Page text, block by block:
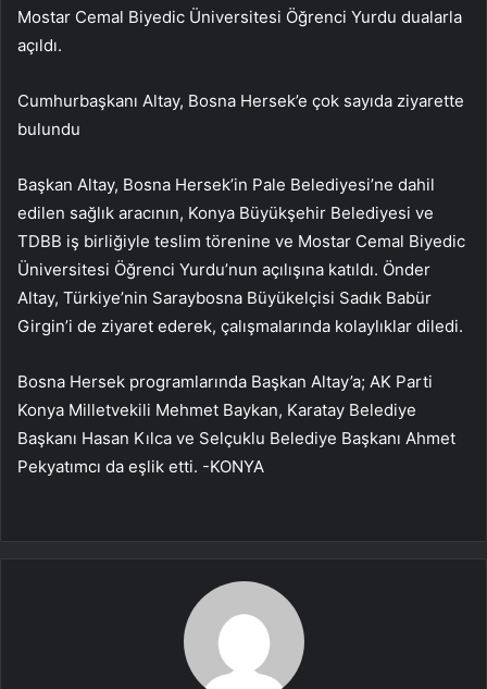
Mostar Cemal Biyedic Üniversitesi Öğrenci Yurdu dualarla
açıldı.
Cumhurbaşkanı Altay, Bosna Hersek’e çok sayıda ziyarette
bulundu
Başkan Altay, Bosna Hersek’in Pale Belediyesi’ne dahil
edilen sağlık aracının, Konya Büyükşehir Belediyesi ve
TDBB iş birliğiyle teslim törenine ve Mostar Cemal Biyedic
Üniversitesi Öğrenci Yurdu’nun açılışına katıldı. Önder
Altay, Türkiye’nin Saraybosna Büyükelçisi Sadık Babür
Girgin’i de ziyaret ederek, çalışmalarında kolaylıklar diledi.
Bosna Hersek programlarında Başkan Altay’a; AK Parti
Konya Milletvekili Mehmet Baykan, Karatay Belediye
Başkanı Hasan Kılca ve Selçuklu Belediye Başkanı Ahmet
Pekyatımcı da eşlik etti. -KONYA